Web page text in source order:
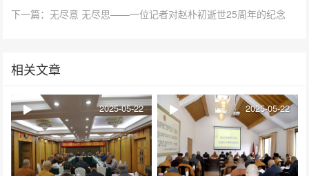
下一篇：无尽意 无尽思——一位记者对赵朴初逝世25周年的纪念
相关文章
2025-05-22 2025-05-22